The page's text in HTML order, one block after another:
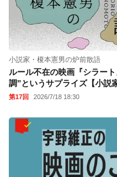
小説家・榎本憲男の炉前散語
ルール不在の映画『シラー
調”というサプライズ【小説
第17回 2026/7/18 18:30